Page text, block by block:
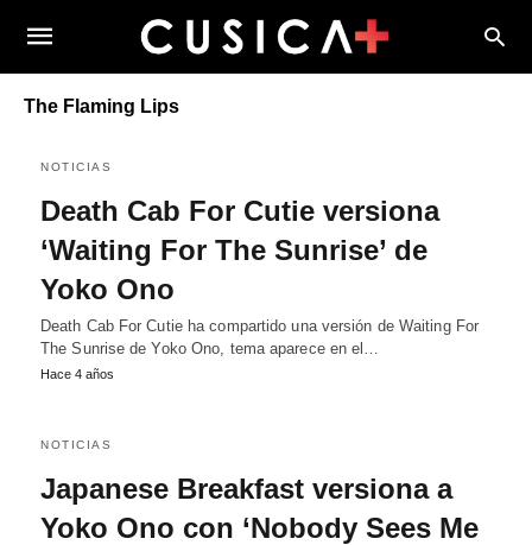
The Flaming Lips
NOTICIAS
Death Cab For Cutie versiona
‘Waiting For The Sunrise’ de
Yoko Ono
Death Cab For Cutie ha compartido una versión de Waiting For
The Sunrise de Yoko Ono, tema aparece en el…
Hace 4 años
NOTICIAS
Japanese Breakfast versiona a
Yoko Ono con ‘Nobody Sees Me